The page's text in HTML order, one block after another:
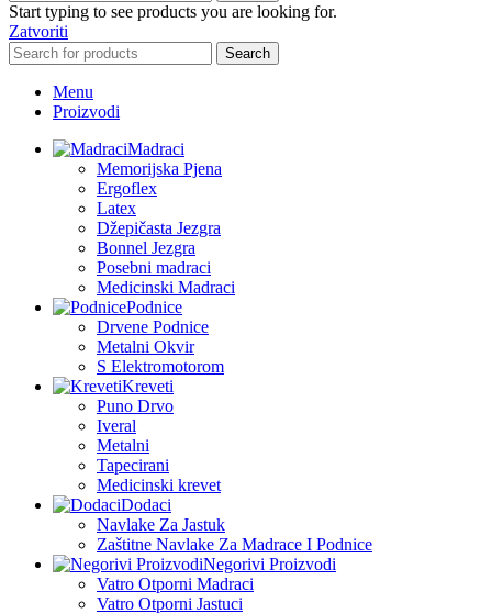
Start typing to see products you are looking for.
Zatvoriti
Search
Menu
Proizvodi
Madraci
Memorijska Pjena
Ergoflex
Latex
Džepičasta Jezgra
Bonnel Jezgra
Posebni madraci
Medicinski Madraci
Podnice
Drvene Podnice
Metalni Okvir
S Elektromotorom
Kreveti
Puno Drvo
Iveral
Metalni
Tapecirani
Medicinski krevet
Dodaci
Navlake Za Jastuk
Zaštitne Navlake Za Madrace I Podnice
Negorivi Proizvodi
Vatro Otporni Madraci
Vatro Otporni Jastuci